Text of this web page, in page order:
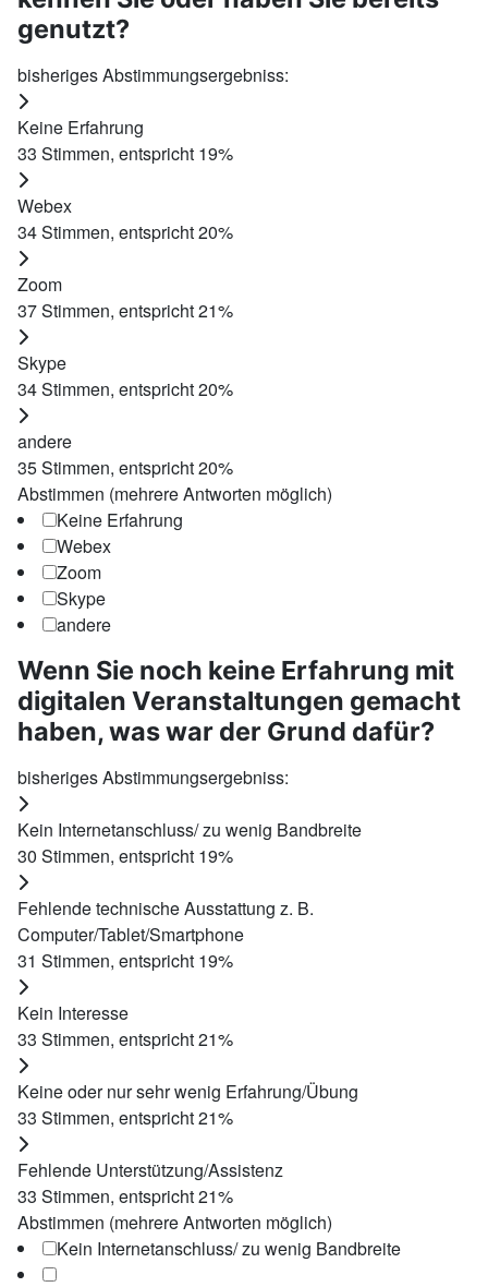
genutzt?
bisheriges Abstimmungsergebniss:
Keine Erfahrung
33 Stimmen, entspricht 19%
Webex
34Stimmen, entspricht20%
Zoom
37Stimmen, entspricht21%
Skype
34Stimmen, entspricht20%
andere
35Stimmen, entspricht20%
Abstimmen (mehrere Antworten möglich)
Keine Erfahrung
Webex
Zoom
Skype
andere
Wenn Sie noch keine Erfahrung mit
digitalen Veranstaltungen gemacht
haben, was war der Grund dafür?
bisheriges Abstimmungsergebniss:
Kein Internetanschluss/ zu wenig Bandbreite
30 Stimmen, entspricht 19%
Fehlende technische Ausstattung z. B.
Computer/Tablet/Smartphone
31 Stimmen, entspricht 19%
Kein Interesse
33 Stimmen, entspricht21%
Keine oder nur sehr wenig Erfahrung/Übung
33 Stimmen, entspricht21%
Fehlende Unterstützung/Assistenz
33 Stimmen, entspricht21%
Abstimmen (mehrere Antworten möglich)
Kein Internetanschluss/ zu wenig Bandbreite